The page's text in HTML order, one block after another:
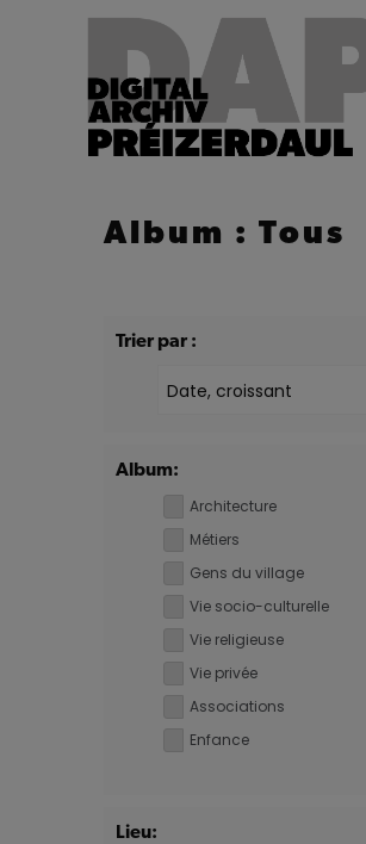
Album : Tous
Trier par :
Album:
Architecture
Métiers
Gens du village
Vie socio-culturelle
Vie religieuse
Vie privée
Associations
Enfance
Lieu: